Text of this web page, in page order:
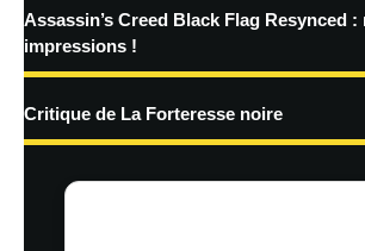
Assassin’s Creed Black Flag Resynced :
impressions !
Critique de La Forteresse noire